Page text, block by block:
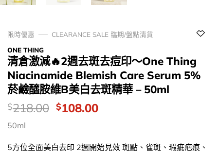
限時優惠
CLEARANCE SALE 臨期/盤點清貨
ONE THING
清倉激減🔥2週去斑去痘印～One Thing
Niacinamide Blemish Care Serum 5%
菸鹼醯胺維B美白去斑精華 – 50ml
價
錢：
$218.00 Original
$218.00.
$108.00Current
$108.00.
50ml
5方位全面美白去印 2週開始見效 斑點、雀斑、瑕疵疤痕、